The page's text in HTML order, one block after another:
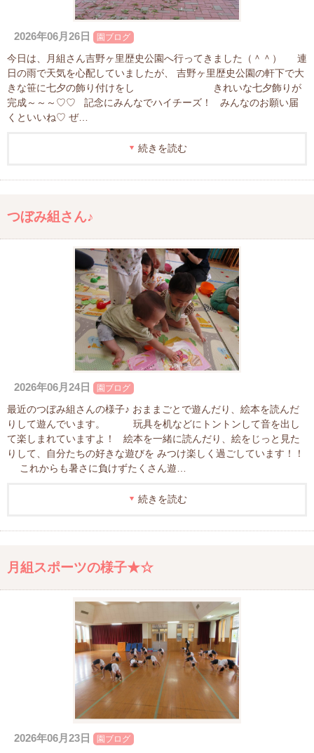
2026年06月26日 園ブログ
今日は、月組さん吉野ヶ里歴史公園へ行ってきました（＾＾） 連
日の雨で天気を心配していましたが、 吉野ヶ里歴史公園の軒下で大
きな笹に七夕の飾り付けをし きれいな七夕飾りが
完成～～～♡♡ 記念にみんなでハイチーズ！ みんなのお願い届
くといいね♡ ぜ…
続きを読む
つぼみ組さん♪
2026年06月24日 園ブログ
最近のつぼみ組さんの様子♪ おままごとで遊んだり、絵本を読んだ
りして遊んでいます。 玩具を机などにトントンして音を出し
て楽しまれていますよ！ 絵本を一緒に読んだり、絵をじっと見た
りして、自分たちの好きな遊びを みつけ楽しく過ごしています！！
これからも暑さに負けずたくさん遊…
続きを読む
月組スポーツの様子★☆
2026年06月23日 園ブログ